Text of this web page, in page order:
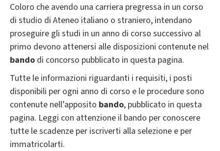
Coloro che avendo una carriera pregressa in un corso
di studio di Ateneo italiano o straniero, intendano
proseguire gli studi in un anno di corso successivo al
primo devono attenersi alle disposizioni contenute nel
bando di concorso pubblicato in questa pagina.
Tutte le informazioni riguardanti i requisiti, i posti
disponibili per ogni anno di corso e le procedure sono
contenute nell’apposito bando, pubblicato in questa
pagina. Leggi con attenzione il bando per conoscere
tutte le scadenze per iscriverti alla selezione e per
immatricolarti.